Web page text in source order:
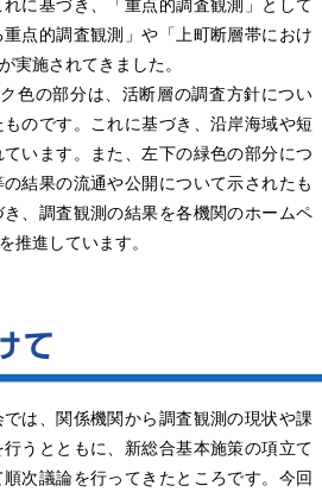
に基づき、「重点的調査観測」として
点的調査観測」や「上町断層帯におけ
実施されてきました。
色の部分は、活断層の調査方針につい
のです。これに基づき、沿岸海域や短
います。また、左下の緑色の部分につ
結果の流通や公開について示されたも
、調査観測の結果を各機関のホームペ
推進しています。
は、関係機関から調査観測の現状や課
うとともに、新総合基本施策の項立て
次議論を行ってきたところです。今回